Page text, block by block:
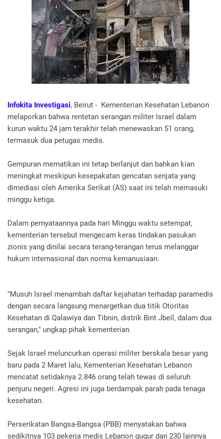
Infokita Investigasi, Beirut - Kementerian Kesehatan Lebanon
melaporkan bahwa rentetan serangan militer Israel dalam
kurun waktu 24 jam terakhir telah menewaskan 51 orang,
termasuk dua petugas medis.
Gempuran mematikan ini tetap berlanjut dan bahkan kian
meningkat meskipun kesepakatan gencatan senjata yang
dimediasi oleh Amerika Serikat (AS) saat ini telah memasuki
minggu ketiga.
Dalam pernyataannya pada hari Minggu waktu setempat,
kementerian tersebut mengecam keras tindakan pasukan
zionis yang dinilai secara terang-terangan terus melanggar
hukum internasional dan norma kemanusiaan.
"Musuh Israel menambah daftar kejahatan terhadap paramedis
dengan secara langsung menargetkan dua titik Otoritas
Kesehatan di Qalawiya dan Tibnin, distrik Bint Jbeil, dalam dua
serangan," ungkap pihak kementerian.
Sejak Israel meluncurkan operasi militer berskala besar yang
baru pada 2 Maret lalu, Kementerian Kesehatan Lebanon
mencatat setidaknya 2.846 orang telah tewas di seluruh
penjuru negeri. Agresi ini juga berdampak parah pada tenaga
kesehatan.
Perserikatan Bangsa-Bangsa (PBB) menyatakan bahwa
sedikitnya 103 pekerja medis Lebanon gugur dan 230 lainnya